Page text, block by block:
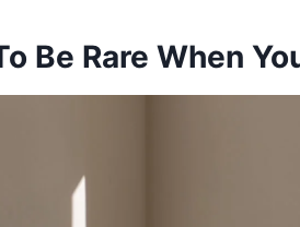
Be Rare When